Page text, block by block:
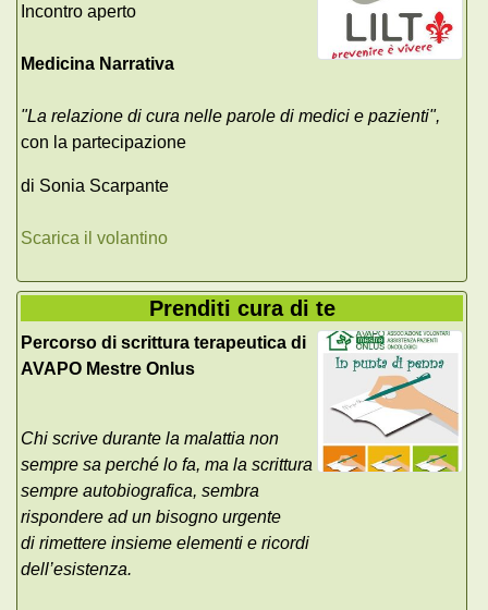
Incontro aperto
Medicina Narrativa
"La relazione di cura nelle parole di medici e pazienti",
con la partecipazione
di Sonia Scarpante
Scarica il volantino
Prenditi cura di te
Percorso di scrittura terapeutica di
AVAPO Mestre Onlus
Chi scrive durante la malattia non
sempre sa perché lo fa, ma la scrittura
sempre autobiografica, sembra
rispondere ad un bisogno urgente
di rimettere insieme elementi e ricordi
dell’esistenza.